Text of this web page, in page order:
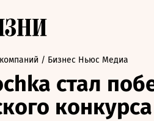
/ Бизнес Ньюс Медиа
стал